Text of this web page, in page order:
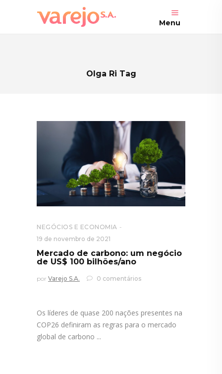
Menu
Olga Ri Tag
NEGÓCIOS E ECONOMIA
19 de novembro de 2021
Mercado de carbono: um negócio
de US$ 100 bilhões/ano
por Varejo S.A. 0 comentários
Os líderes de quase 200 nações presentes na
COP26 definiram as regras para o mercado
global de carbono